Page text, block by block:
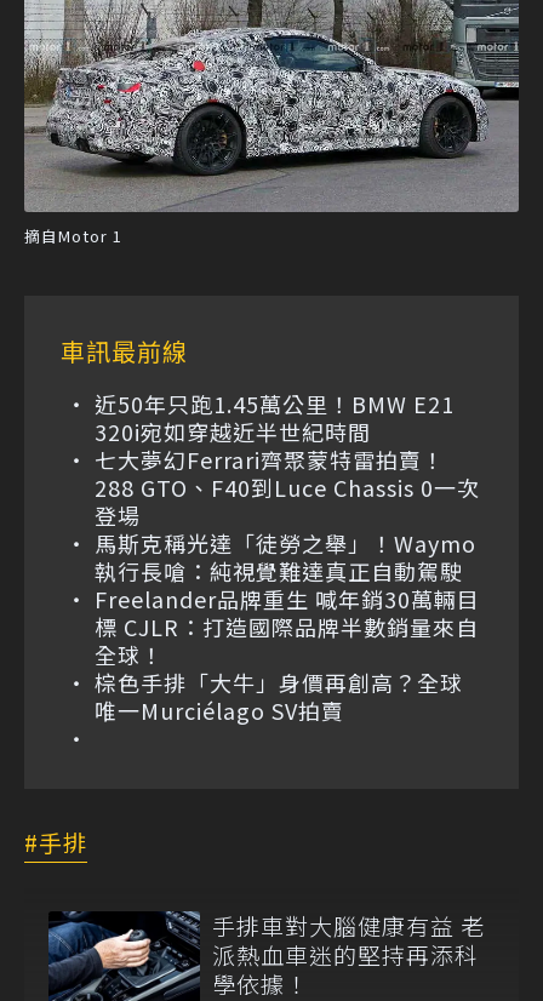
摘自Motor 1
車訊最前線
近50年只跑1.45萬公里！BMW E21
320i宛如穿越近半世紀時間
七大夢幻Ferrari齊聚蒙特雷拍賣！
288 GTO、F40到Luce Chassis 0一次
登場
馬斯克稱光達「徒勞之舉」！Waymo
執行長嗆：純視覺難達真正自動駕駛
Freelander品牌重生 喊年銷30萬輛目
標 CJLR：打造國際品牌半數銷量來自
全球！
棕色手排「大牛」身價再創高？全球
唯一Murciélago SV拍賣
手排
手排車對大腦健康有益 老
派熱血車迷的堅持再添科
學依據！